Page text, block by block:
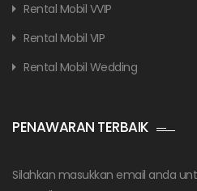
Rental Mobil VVIP
Rental Mobil VIP
Rental Mobil Wedding
PENAWARAN TERBAIK
Silahkan masukkan email anda